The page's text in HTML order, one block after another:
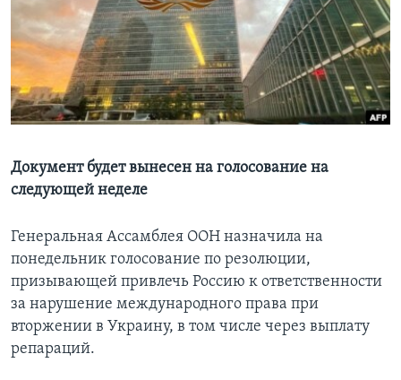
Learning English
СОЦИАЛЬНЫЕ СЕТИ
Языки
Документ будет вынесен на голосование на
следующей неделе
Генеральная Ассамблея ООН назначила на
понедельник голосование по резолюции,
призывающей привлечь Россию к ответственности
за нарушение международного права при
вторжении в Украину, в том числе через выплату
репараций.